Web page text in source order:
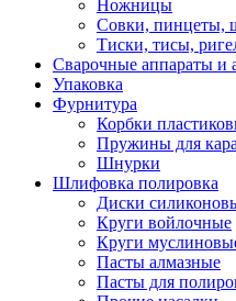
Ножницы
Совки, пинцеты,
Тиски, тисы,
Сварочные аппараты и
Упаковка
Фурнитура
Корбки
Пружины для
Шнурки
Шлифовка полировка
Диски
Круги войлочные
Круги
Пасты алмазные
Пасты для